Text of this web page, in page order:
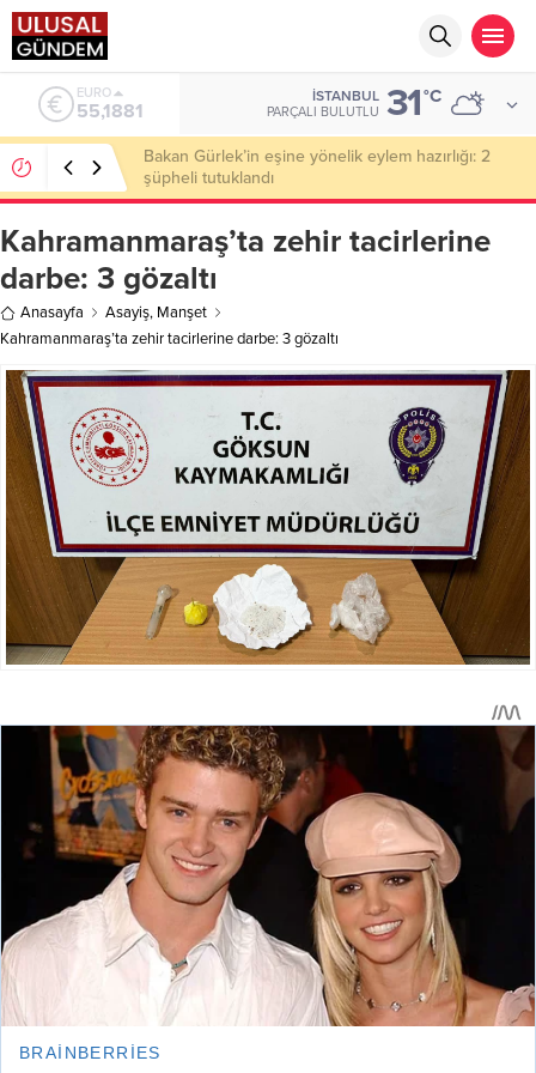
ALTIN
6.660,55
İSTANBUL
PARÇALI BULUTLU 31°C
Ahbap Derneği’nde milyonluk vurgun iddiası: Haluk
Levent ve Ekibine gözaltı
Kahramanmaraş’ta zehir tacirlerine
darbe: 3 gözaltı
Anasayfa Asayiş, Manşet
Kahramanmaraş’ta zehir tacirlerine darbe: 3 gözaltı